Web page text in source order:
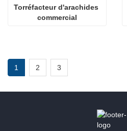
Torréfacteur d'arachides
commercial
1 2 3